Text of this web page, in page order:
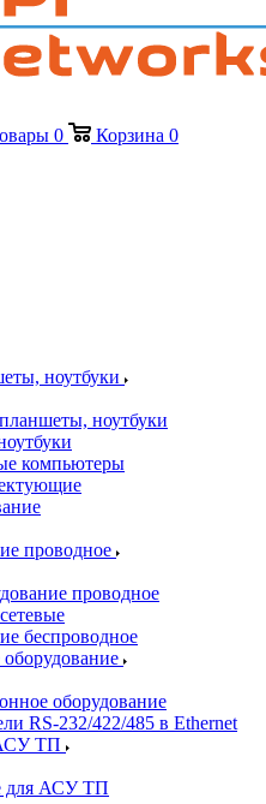
0 Корзина 0
ноутбуки
ноутбуки
компьютеры
проводное
проводное
беспроводное
оборудование
RS-232/422/485 в Ethernet
ТП
для АСУ ТП